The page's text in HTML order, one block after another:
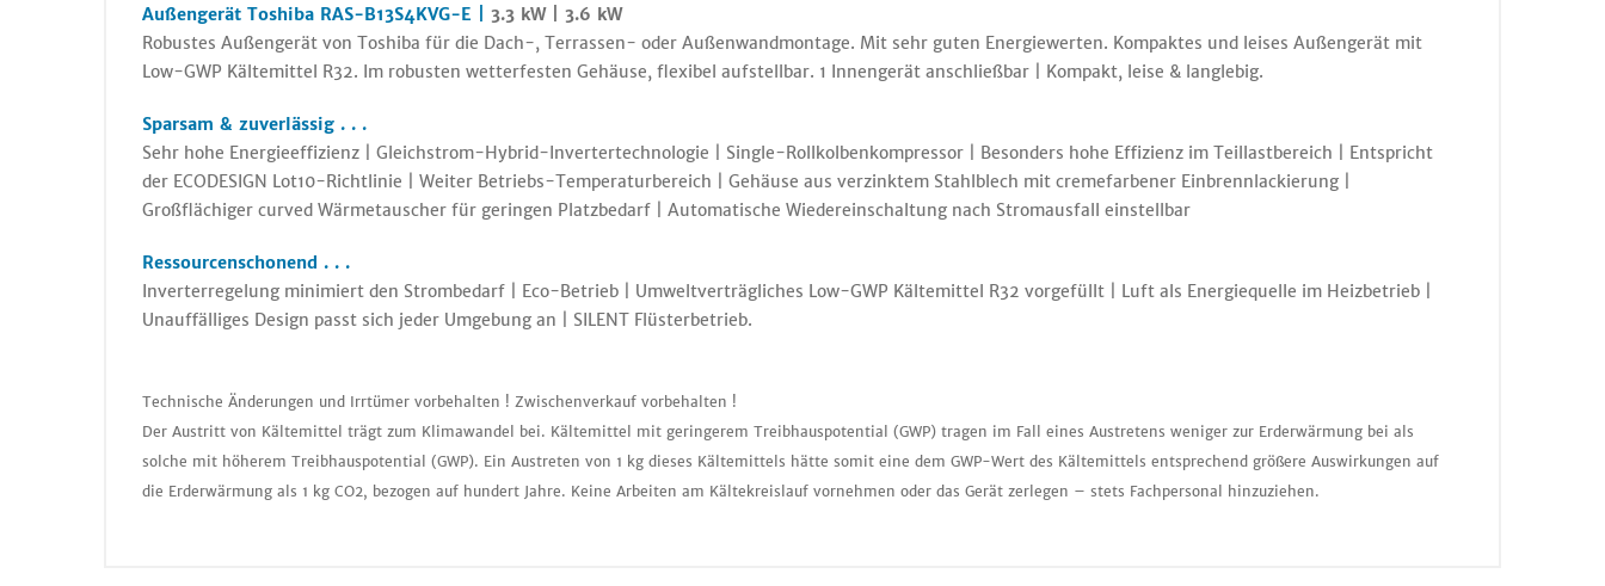
Außengerät Toshiba RAS-B13S4KVG-E | 3.3 kW | 3.6 kW
Robustes Außengerät von Toshiba für die Dach-, Terrassen- oder Außenwandmontage. Mit sehr guten Energiewerten. Kompaktes und leises Außengerät mit
Low-GWP Kältemittel R32. Im robusten wetterfesten Gehäuse, flexibel aufstellbar. 1 Innengerät anschließbar | Kompakt, leise & langlebig.
Sparsam & zuverlässig . . .
Sehr hohe Energieeffizienz | Gleichstrom-Hybrid-Invertertechnologie | Single-Rollkolbenkompressor | Besonders hohe Effizienz im Teillastbereich | Entspricht
der ECODESIGN Lot10-Richtlinie | Weiter Betriebs-Temperaturbereich | Gehäuse aus verzinktem Stahlblech mit cremefarbener Einbrennlackierung |
Großflächiger curved Wärmetauscher für geringen Platzbedarf | Automatische Wiedereinschaltung nach Stromausfall einstellbar
Ressourcenschonend . . .
Inverterregelung minimiert den Strombedarf | Eco-Betrieb | Umweltverträgliches Low-GWP Kältemittel R32 vorgefüllt | Luft als Energiequelle im Heizbetrieb |
Unauffälliges Design passt sich jeder Umgebung an | SILENT Flüsterbetrieb.
Technische Änderungen und Irrtümer vorbehalten ! Zwischenverkauf vorbehalten !
Der Austritt von Kältemittel trägt zum Klimawandel bei. Kältemittel mit geringerem Treibhauspotential (GWP) tragen im Fall eines Austretens weniger zur Erderwärmung bei als
solche mit höherem Treibhauspotential (GWP). Ein Austreten von 1 kg dieses Kältemittels hätte somit eine dem GWP-Wert des Kältemittels entsprechend größere Auswirkungen auf
die Erderwärmung als 1 kg CO2, bezogen auf hundert Jahre. Keine Arbeiten am Kältekreislauf vornehmen oder das Gerät zerlegen – stets Fachpersonal hinzuziehen.